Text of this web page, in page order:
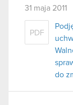
31 maja
PDF
do